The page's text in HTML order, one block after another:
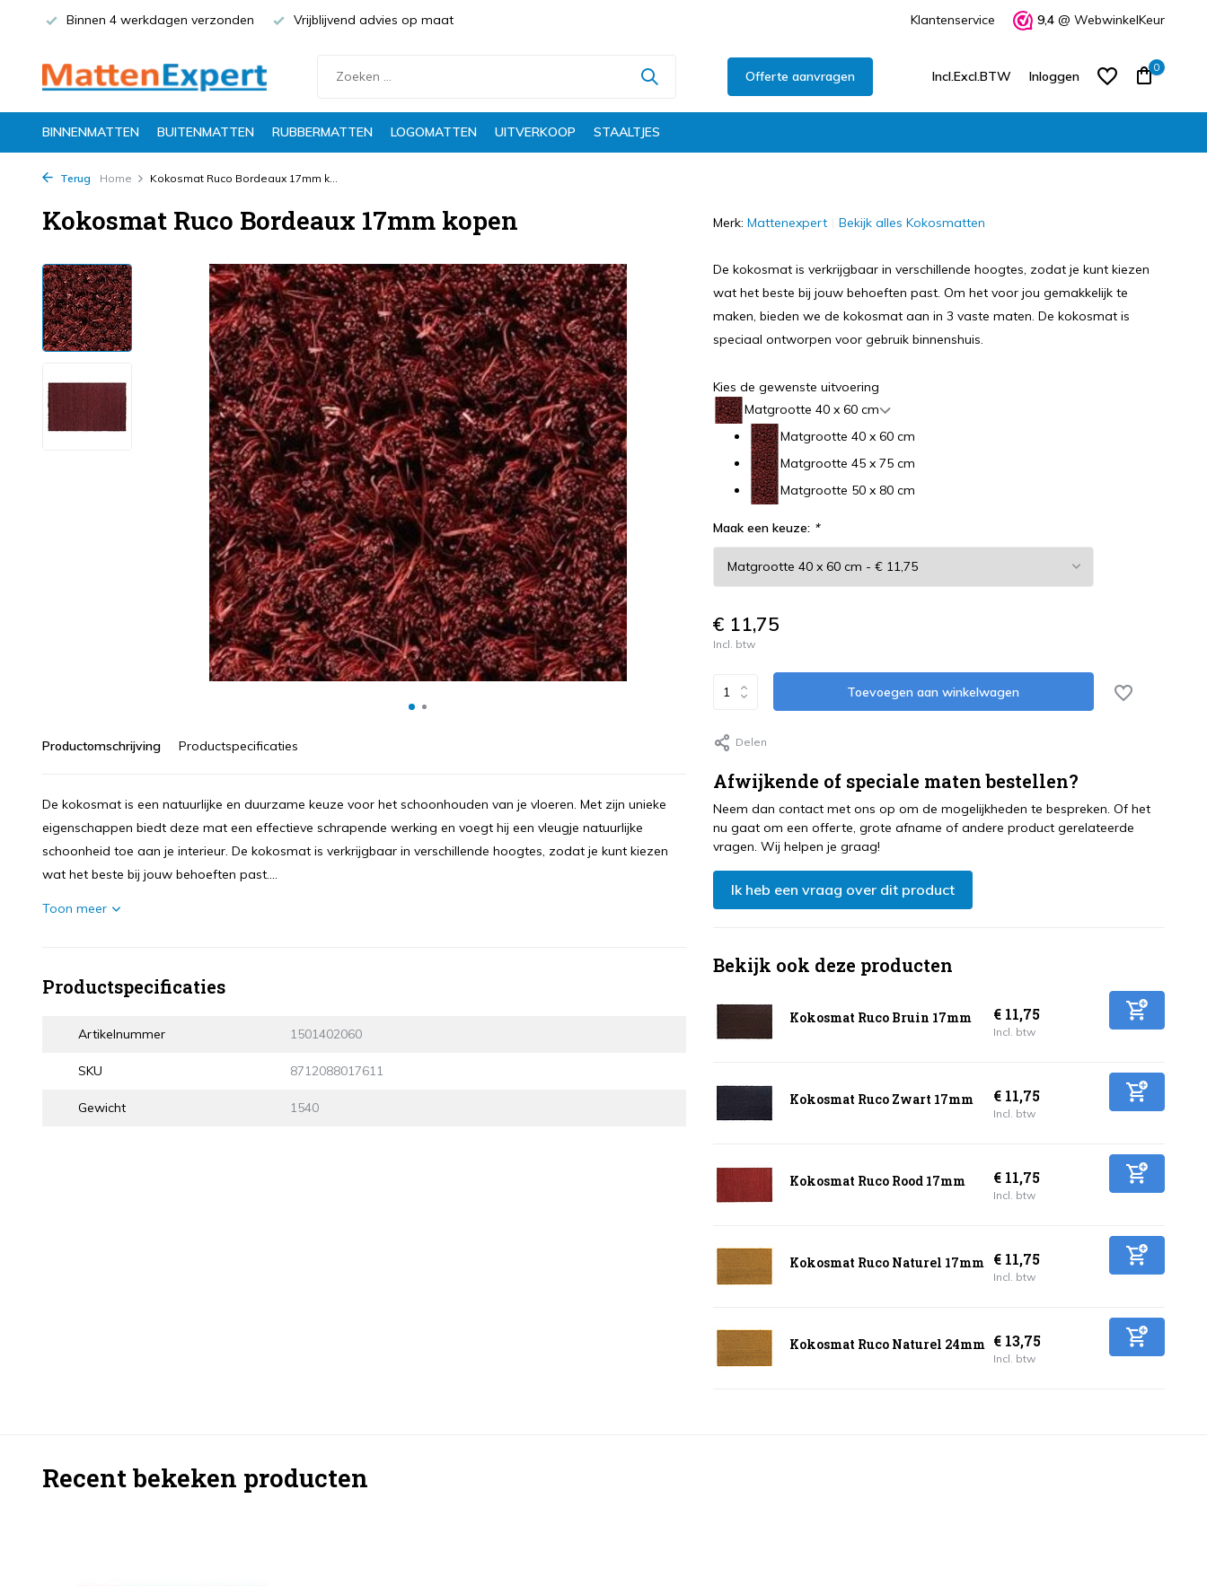
Binnen 4 werkdagen verzonden Vrijblijvend advies op maat Klantenservice 9,4 @ WebwinkelKeur
Offerte aanvragen Incl.Excl.BTW Inloggen
0
BINNENMATTEN BUITENMATTEN RUBBERMATTEN LOGOMATTEN UITVERKOOP STAALTJES
Terug Home Kokosmat Ruco Bordeaux 17mm k...
Kokosmat Ruco Bordeaux 17mm kopen
Productomschrijving Productspecificaties
De kokosmat is een natuurlijke en duurzame keuze voor het schoonhouden van je vloeren. Met zijn unieke
eigenschappen biedt deze mat een effectieve schrapende werking en voegt hij een vleugje natuurlijke
schoonheid toe aan je interieur. De kokosmat is verkrijgbaar in verschillende hoogtes, zodat je kunt kiezen
wat het beste bij jouw behoeften past....
Toon meer
Productspecificaties
Artikelnummer 1501402060
SKU 8712088017611
Gewicht 1540
Merk: Mattenexpert Bekijk alles Kokosmatten
De kokosmat is verkrijgbaar in verschillende hoogtes, zodat je kunt kiezen
wat het beste bij jouw behoeften past. Om het voor jou gemakkelijk te
maken, bieden we de kokosmat aan in 3 vaste maten. De kokosmat is
speciaal ontworpen voor gebruik binnenshuis.
Kies de gewenste uitvoering
Matgrootte 40 x 60 cm
Matgrootte 40 x 60 cm
Matgrootte 45 x 75 cm
Matgrootte 50 x 80 cm
Maak een keuze: *
€ 11,75
Incl. btw
Toevoegen aan winkelwagen
Delen
Afwijkende of speciale maten bestellen?
Neem dan contact met ons op om de mogelijkheden te bespreken. Of het
nu gaat om een offerte, grote afname of andere product gerelateerde
vragen. Wij helpen je graag!
Ik heb een vraag over dit product
Bekijk ook deze producten
Kokosmat Ruco Bruin 17mm € 11,75
Incl. btw
Kokosmat Ruco Zwart 17mm € 11,75
Incl. btw
Kokosmat Ruco Rood 17mm € 11,75
Incl. btw
Kokosmat Ruco Naturel 17mm € 11,75
Incl. btw
Kokosmat Ruco Naturel 24mm € 13,75
Incl. btw
Recent bekeken producten